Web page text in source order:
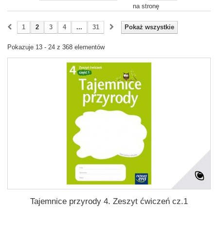
na stronę
Pokaż wszystkie
1 2 3 4 ... 31
Pokazuje 13 - 24 z 368 elementów
Tajemnice przyrody 4. Zeszyt ćwiczeń cz.1